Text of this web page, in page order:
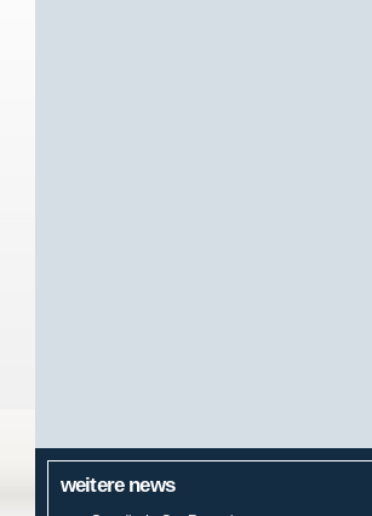
weitere news